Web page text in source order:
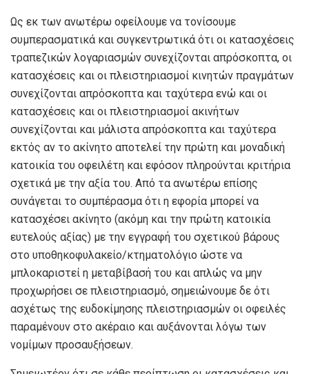
Ως εκ των ανωτέρω οφείλουμε να τονίσουμε
συμπερασματικά και συγκεντρωτικά ότι οι κατασχέσεις
τραπεζικών λογαριασμών συνεχίζονται απρόσκοπτα, οι
κατασχέσεις και οι πλειστηριασμοί κινητών πραγμάτων
συνεχίζονται απρόσκοπτα και ταχύτερα ενώ και οι
κατασχέσεις και οι πλειστηριασμοί ακινήτων
συνεχίζονται και μάλιστα απρόσκοπτα και ταχύτερα
εκτός αν το ακίνητο αποτελεί την πρώτη και μοναδική
κατοικία του οφειλέτη και εφόσον πληρούνται κριτήρια
σχετικά με την αξία του. Από τα ανωτέρω επίσης
συνάγεται το συμπέρασμα ότι η εφορία μπορεί να
κατασχέσει ακίνητο (ακόμη και την πρώτη κατοικία
ευτελούς αξίας) με την εγγραφή του σχετικού βάρους
στο υποθηκοφυλακείο/κτηματολόγιο ώστε να
μπλοκαριστεί η μεταβίβασή του και απλώς να μην
προχωρήσει σε πλειστηριασμό, σημειώνουμε δε ότι
ασχέτως της ευδοκίμησης πλειστηριασμών οι οφειλές
παραμένουν στο ακέραιο και αυξάνονται λόγω των
νομίμων προσαυξήσεων.